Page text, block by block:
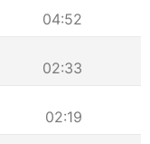
04:52
02:33
02:19